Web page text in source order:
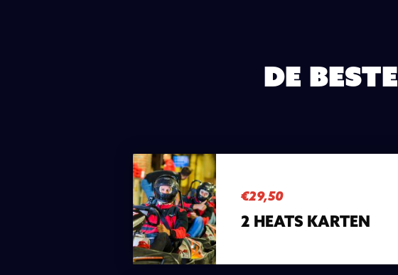
De
€29,50
2 HEATS KARTEN